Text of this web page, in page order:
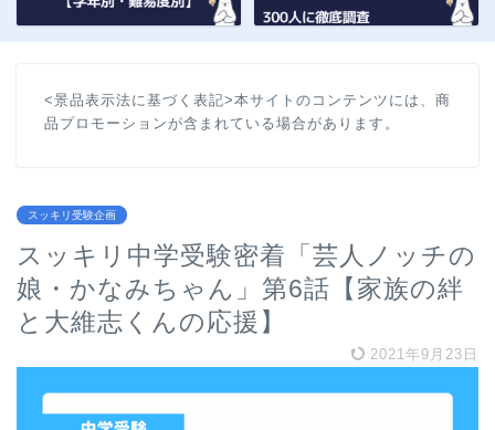
<景品表示法に基づく表記>本サイトのコンテンツには、商
品プロモーションが含まれている場合があります。
スッキリ受験企画
スッキリ中学受験密着「芸人ノッチの
娘・かなみちゃん」第6話【家族の絆
と大維志くんの応援】
2021年9月23日